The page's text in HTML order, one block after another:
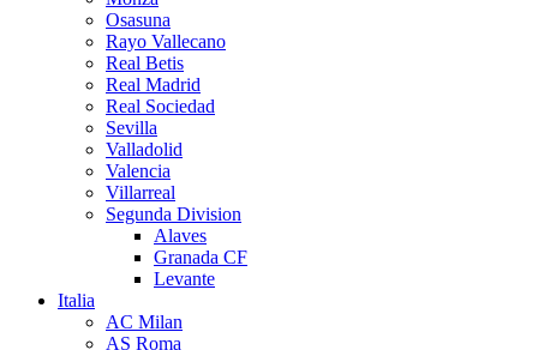
Osasuna
Rayo Vallecano
Real Betis
Real Madrid
Real Sociedad
Sevilla
Valladolid
Valencia
Villarreal
Segunda Division
Alaves
Granada CF
Levante
Italia
AC Milan
AS Roma